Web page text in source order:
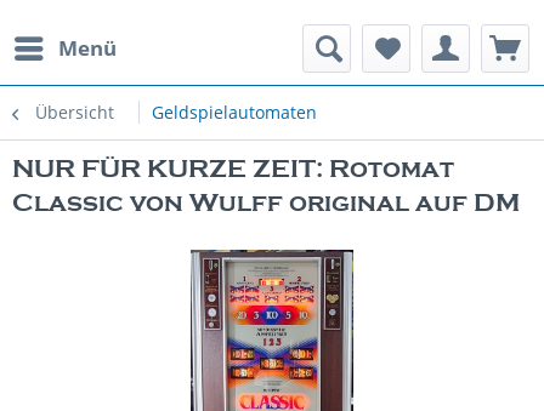
Menü
Übersicht Geldspielautomaten
Spielautomaten
NUR FÜR KURZE ZEIT: Rotomat
Classic von Wulff original auf DM